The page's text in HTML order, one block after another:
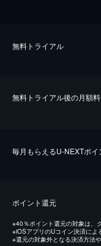
無料トライアル
無料トライアル後の⽉額
毎⽉もらえるU-NEXTポイ
ポイント還元
※40％ポイント還元の対象は、
※iOSアプリのUコイン決済によ
※還元の対象外となる決済方法